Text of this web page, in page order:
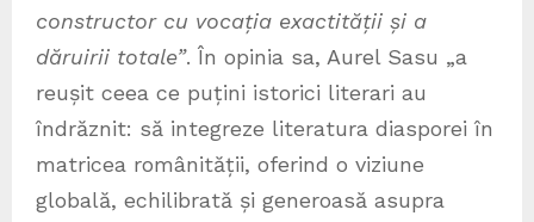
constructor cu vocația exactității și a
dăruirii totale”. În opinia sa, Aurel Sasu „a
reușit ceea ce puțini istorici literari au
îndrăznit: să integreze literatura diasporei în
matricea românității, oferind o viziune
globală, echilibrată și generoasă asupra